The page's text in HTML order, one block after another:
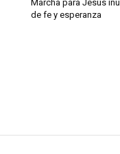
Marcha para Jesús
de fe y esperanza